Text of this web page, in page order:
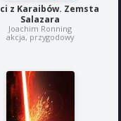
z Karaibów. Zemsta
Salazara
Joachim Ronning
akcja, przygodowy